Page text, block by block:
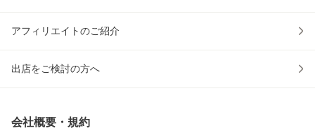
アフィリエイトのご紹介
出店をご検討の方へ
会社概要・規約